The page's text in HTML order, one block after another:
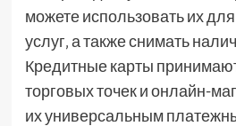
можете использовать их
услуг‚ а также снимать
Кредитные карты
торговых точек и онлайн-
их универсальным